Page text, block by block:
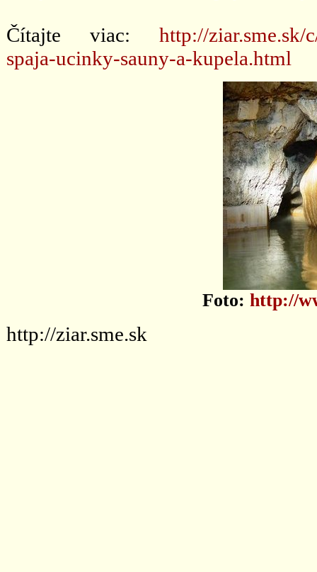
Čítajte viac: http://ziar.sme.sk/
spaja-ucinky-sauny-a-kupela.html
Foto: http://
http://ziar.sme.sk